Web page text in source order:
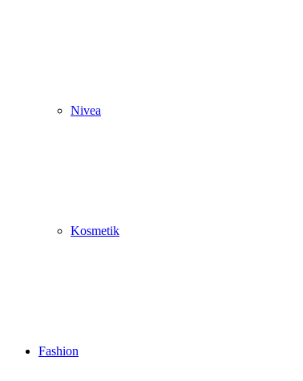
Nivea
Kosmetik
Fashion